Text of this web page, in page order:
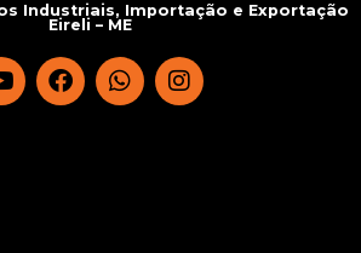
Industriais, Importação e Exportação
Eireli – ME